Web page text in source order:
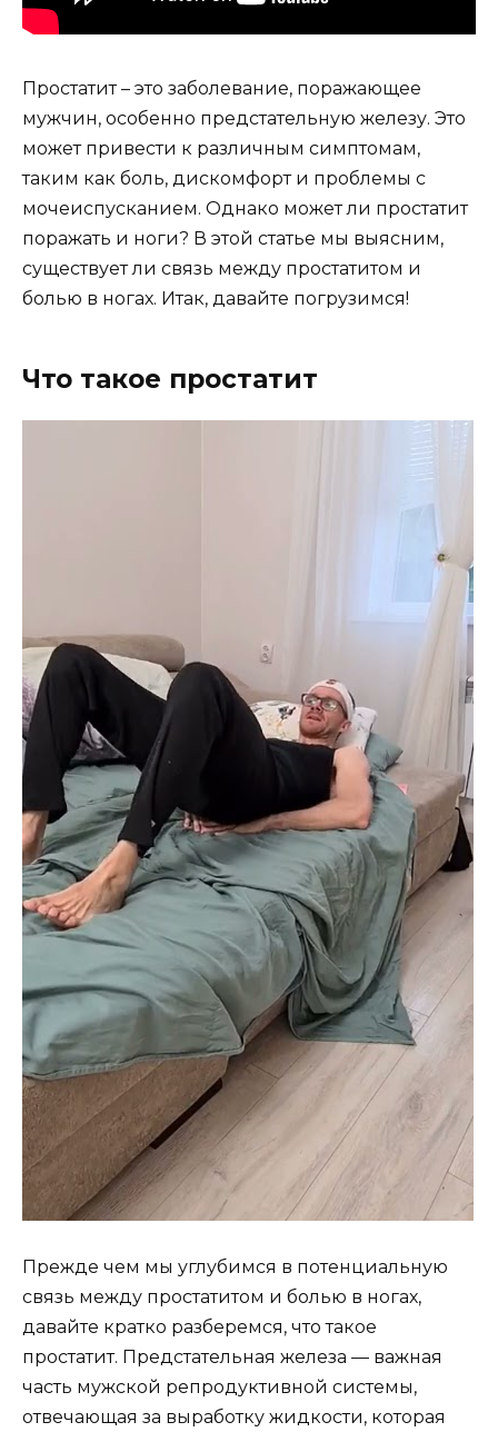
Простатит – это заболевание, поражающее
мужчин, особенно предстательную железу. Это
может привести к различным симптомам,
таким как боль, дискомфорт и проблемы с
мочеиспусканием. Однако может ли простатит
поражать и ноги? В этой статье мы выясним,
существует ли связь между простатитом и
болью в ногах. Итак, давайте погрузимся!
Что такое простатит
Прежде чем мы углубимся в потенциальную
связь между простатитом и болью в ногах,
давайте кратко разберемся, что такое
простатит. Предстательная железа — важная
часть мужской репродуктивной системы,
отвечающая за выработку жидкости, которая